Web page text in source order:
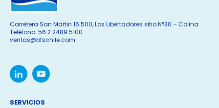
SERVICIOS
Carretera San Martin 16.500, Los Libertadores sitio N°30 – Colina
Teléfono: 56 2 2489 5100
ventas@bfschile.com